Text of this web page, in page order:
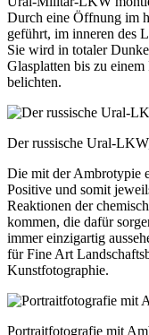
Durch eine Öffnung im
geführt, im inneren des
Sie wird in totaler
Glasplatten bis zu
belichten.
Der russische Ural-
Die mit der Ambrotypie
Positive und somit
Reaktionen der
kommen, die dafür
immer einzigartig
für Fine Art
Kunstfotographie.
Portraitfotografie mit